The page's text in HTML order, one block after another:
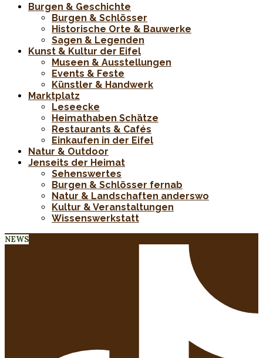
Burgen & Geschichte
Burgen & Schlösser
Historische Orte & Bauwerke
Sagen & Legenden
Kunst & Kultur der Eifel
Museen & Ausstellungen
Events & Feste
Künstler & Handwerk
Marktplatz
Leseecke
Heimathaben Schätze
Restaurants & Cafés
Einkaufen in der Eifel
Natur & Outdoor
Jenseits der Heimat
Sehenswertes
Burgen & Schlösser fernab
Natur & Landschaften anderswo
Kultur & Veranstaltungen
Wissenswerkstatt
NEWS